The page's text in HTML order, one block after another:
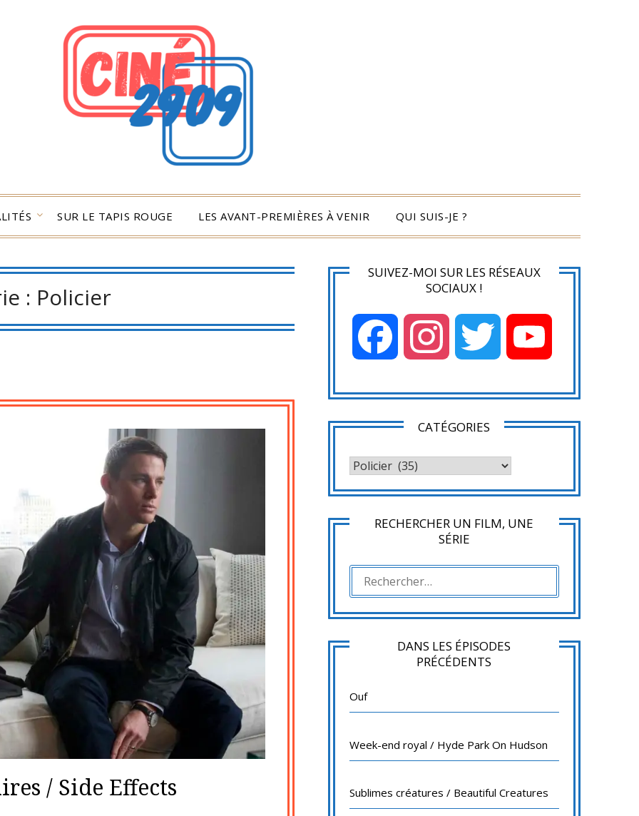
SUR LE TAPIS ROUGE LES AVANT-PREMIÈRES À VENIR QUI SUIS-JE ?
: Policier
/ Side Effects
SUIVEZ-MOI SUR LES RÉSEAUX
SOCIAUX !
Facebook Instagram Twitter
CATÉGORIES
CATÉGORIES
RECHERCHER UN FILM, UNE
SÉRIE
DANS LES ÉPISODES
PRÉCÉDENTS
Ouf
Week-end royal / Hyde Park On Hudson
Sublimes créatures / Beautiful Creatures